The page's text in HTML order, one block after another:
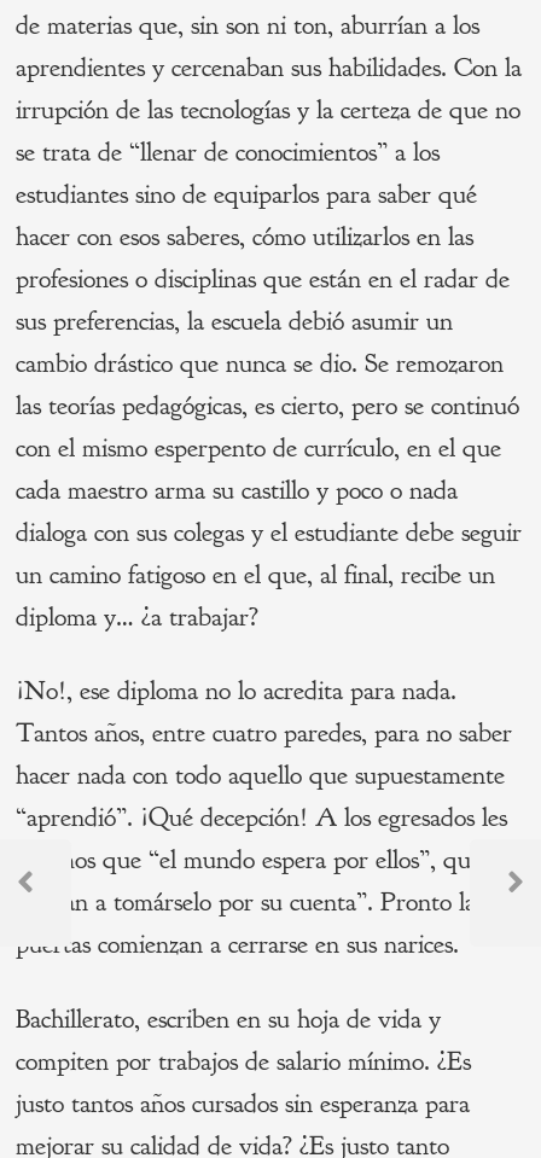
de materias que, sin son ni ton, aburrían a los
aprendientes y cercenaban sus habilidades. Con la
irrupción de las tecnologías y la certeza de que no
se trata de “llenar de conocimientos” a los
estudiantes sino de equiparlos para saber qué
hacer con esos saberes, cómo utilizarlos en las
profesiones o disciplinas que están en el radar de
sus preferencias, la escuela debió asumir un
cambio drástico que nunca se dio. Se remozaron
las teorías pedagógicas, es cierto, pero se continuó
con el mismo esperpento de currículo, en el que
cada maestro arma su castillo y poco o nada
dialoga con sus colegas y el estudiante debe seguir
un camino fatigoso en el que, al final, recibe un
diploma y… ¿a trabajar?
¡No!, ese diploma no lo acredita para nada.
Tantos años, entre cuatro paredes, para no saber
hacer nada con todo aquello que supuestamente
“aprendió”. ¡Qué decepción! A los egresados les
decimos que “el mundo espera por ellos”, que
“salgan a tomárselo por su cuenta”. Pronto las
puertas comienzan a cerrarse en sus narices.
Bachillerato, escriben en su hoja de vida y
compiten por trabajos de salario mínimo. ¿Es
justo tantos años cursados sin esperanza para
mejorar su calidad de vida? ¿Es justo tanto
Navegación
entradas
Next